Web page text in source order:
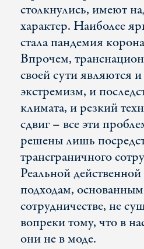
столкнулись, имеют
характер. Наиболее
стала пандемия
Впрочем,
своей сути являются
экстремизм, и
климата, и резкий
сдвиг – все эти
решены лишь
трансграничного
Реальной
подходам,
сотрудничестве, не
вопреки тому, что в
они не в моде.